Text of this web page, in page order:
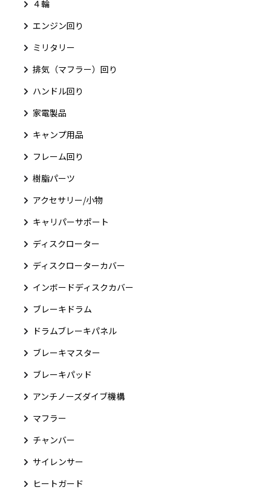
４輪
エンジン回り
ミリタリー
排気（マフラー）回り
ハンドル回り
家電製品
キャンプ用品
フレーム回り
樹脂パーツ
アクセサリー/小物
キャリパーサポート
ディスクローター
ディスクローターカバー
インボードディスクカバー
ブレーキドラム
ドラムブレーキパネル
ブレーキマスター
ブレーキパッド
アンチノーズダイブ機構
マフラー
チャンバー
サイレンサー
ヒートガード